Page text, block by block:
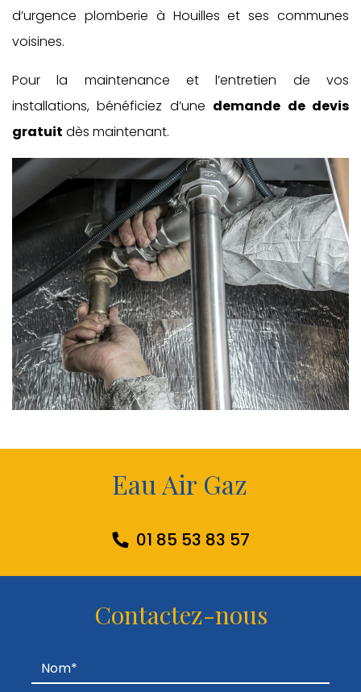
d’urgence plomberie à Houilles et ses communes
voisines.
Pour la maintenance et l’entretien de vos
installations, bénéficiez d’une demande de devis
gratuit dès maintenant.
Eau Air Gaz
01 85 53 83 57
Contactez-nous